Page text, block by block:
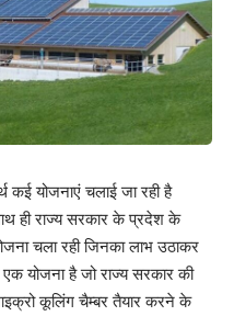
योजनाएं चलाई जा रही है
ही राज्य सरकार के प्रदेश के
चला रही जिनका लाभ उठाकर
योजना है जो राज्य सरकार की
कूलिंग चैम्बर तैयार करने के